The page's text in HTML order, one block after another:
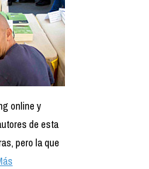
online y
de esta
pero la que